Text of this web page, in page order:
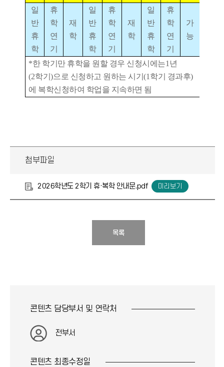
일
반
휴
학
휴
학
연
기
재
학
일
반
휴
학
휴
학
연
기
재
학
일
반
휴
학
휴
학
연
기
가
능
*한 학기만 휴학을 원할 경우 신청시에는1 년
(2학기 )으로 신청하고 원하는 시기 (1 학기 경과후)
에 복학신청하여 학업을 지속하면 됨
첨부파일
2026학년도 2학기 휴·복학 안내문.pdf
목록
콘텐츠 담당부서 및 연락처
전부서
콘텐츠 최종수정일